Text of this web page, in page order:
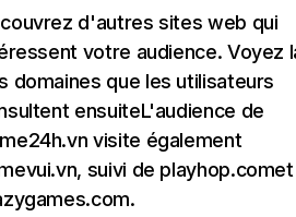
d'autres sites web qui
votre audience. Voyez
domaines que les utilisateurs
ensuiteL'audience de
visite également
suivi de playhop.comet